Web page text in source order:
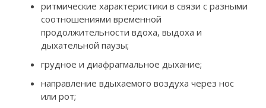
ритмические характеристики в связи с разными
соотношениями временной
продолжительности вдоха, выдоха и
дыхательной паузы;
грудное и диафрагмальное дыхание;
направление вдыхаемого воздуха через нос
или рот;